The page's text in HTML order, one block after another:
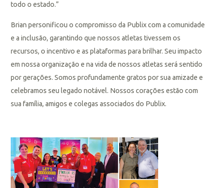
todo o estado.”
Brian personificou o compromisso da Publix com a comunidade
e a inclusão, garantindo que nossos atletas tivessem os
recursos, o incentivo e as plataformas para brilhar. Seu impacto
em nossa organização e na vida de nossos atletas será sentido
por gerações. Somos profundamente gratos por sua amizade e
celebramos seu legado notável. Nossos corações estão com
sua família, amigos e colegas associados do Publix.